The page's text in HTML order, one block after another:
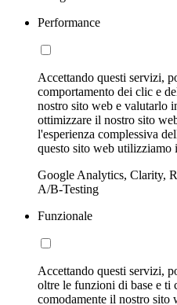
Performance
Accettando questi servizi,
comportamento dei clic e
nostro sito web e valutarlo
ottimizzare il nostro sito
l'esperienza complessiva
questo sito web utilizziamo
Google Analytics, Clarity,
A/B-Testing
Funzionale
Accettando questi servizi,
oltre le funzioni di base e ti
comodamente il nostro sito